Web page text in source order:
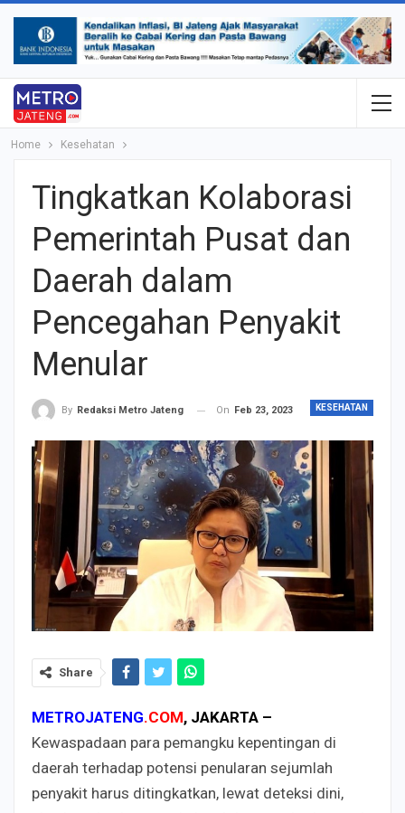
Home Kesehatan
Tingkatkan Kolaborasi
Pemerintah Pusat dan
Daerah dalam
Pencegahan Penyakit
Menular
KESEHATAN
By Redaksi Metro Jateng On Feb 23, 2023
Share
METROJATENG.COM, JAKARTA –
Kewaspadaan para pemangku kepentingan di
daerah terhadap potensi penularan sejumlah
penyakit harus ditingkatkan, lewat deteksi dini,